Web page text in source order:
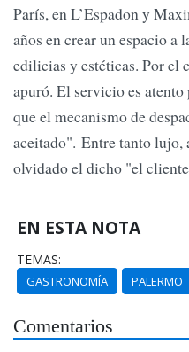
París, en L’Espadon y
años en crear un espacio a
edilicias y estéticas. Por el
apuró. El servicio es
que el mecanismo de
aceitado". Entre tanto lujo,
olvidado el dicho "el
EN ESTA NOTA
TEMAS:
GASTRONOMÍA PALERMO
Comentarios